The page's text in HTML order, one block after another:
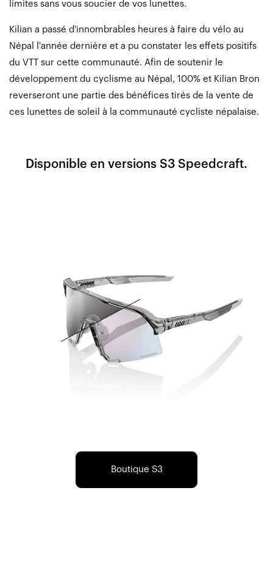
limites sans vous soucier de vos lunettes.
Kilian a passé d'innombrables heures à faire du vélo au
Népal l'année dernière et a pu constater les effets positifs
du VTT sur cette communauté. Afin de soutenir le
développement du cyclisme au Népal, 100% et Kilian Bron
reverseront une partie des bénéfices tirés de la vente de
ces lunettes de soleil à la communauté cycliste népalaise.
Disponible en versions S3 Speedcraft.
Boutique S3